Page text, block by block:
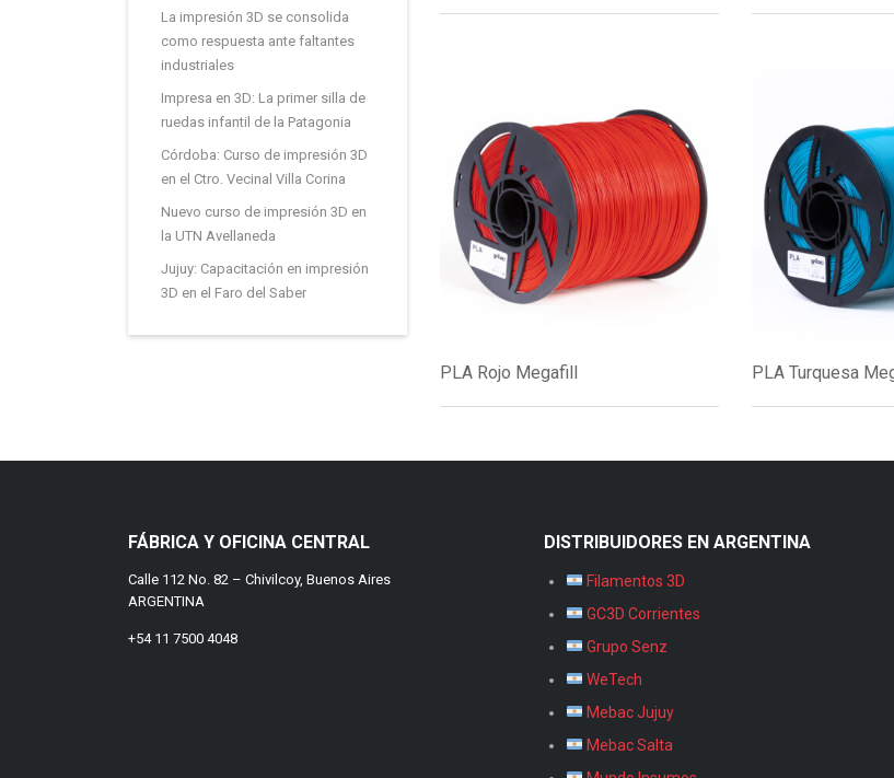
PLA Rojo Megafill PLA Turquesa
La impresión 3D se consolida
como respuesta ante faltantes
industriales
Impresa en 3D: La primer silla de
ruedas infantil de la Patagonia
Córdoba: Curso de impresión 3D
en el Ctro. Vecinal Villa Corina
Nuevo curso de impresión 3D en
la UTN Avellaneda
Jujuy: Capacitación en impresión
3D en el Faro del Saber
FÁBRICA Y OFICINA CENTRAL
Calle 112 No. 82 – Chivilcoy, Buenos Aires
ARGENTINA
+54 11 7500 4048
DISTRIBUIDORES EN ARGENTINA
Filamentos 3D
GC3D Corrientes
Grupo Senz
WeTech
Mebac Jujuy
Mebac Salta